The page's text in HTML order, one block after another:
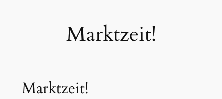
Marktzeit!
Marktzeit!